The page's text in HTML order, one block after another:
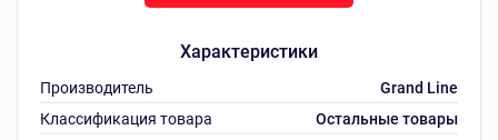
Характеристики
Производитель
Grand Line
Классификация товара
Остальные товары